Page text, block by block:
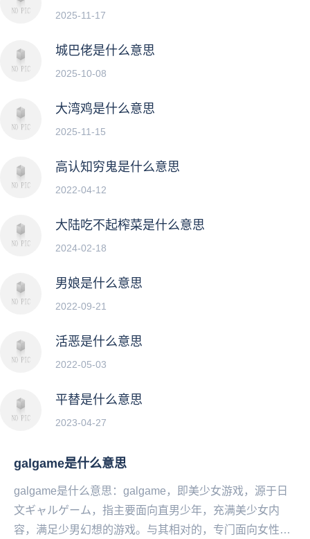
2025-11-17
城巴佬是什么意思
2025-10-08
大湾鸡是什么意思
2025-11-15
高认知穷鬼是什么意思
2022-04-12
大陆吃不起榨菜是什么意思
2024-02-18
男娘是什么意思
2022-09-21
活恶是什么意思
2022-05-03
平替是什么意思
2023-04-27
galgame是什么意思
galgame是什么意思：galgame，即‌‌‌‌‌‌‌‌‌美少女游戏，源于日
文ギャルゲーム，指主要面向直男少年，充满美少女内
容，满足少男幻想的游戏。与其相对的，专门面向女性开